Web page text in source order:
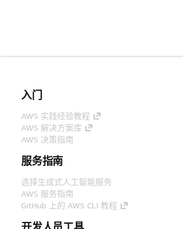
入门
AWS 实践经验教程
AWS 解决方案库
AWS 决策指南
服务指南
选择生成式人工智能服务
AWS 服务指南
GitHub 上的 AWS CLI 教程